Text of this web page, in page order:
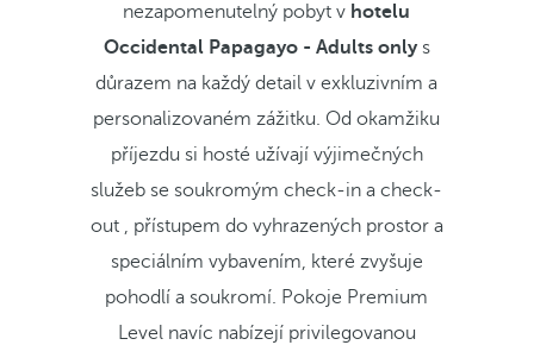
nezapomenutelný pobyt v hotelu
Occidental Papagayo - Adults onlys
důrazem na každý detail v exkluzivním a
personalizovaném zážitku. Od okamžiku
příjezdu si hosté užívají výjimečných
služeb se soukromým check-in a check-
out , přístupem do vyhrazených prostor a
speciálním vybavením, které zvyšuje
pohodlí a soukromí. Pokoje Premium
Level navíc nabízejí privilegovanou